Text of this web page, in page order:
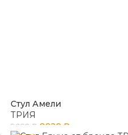
Стул Амели
ТРИЯ
9099 ₽ 8929 ₽